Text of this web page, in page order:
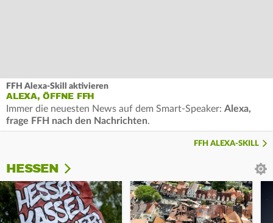
FFH Alexa-Skill aktivieren
ALEXA, ÖFFNE FFH
Immer die neuesten News auf dem Smart-Speaker: Alexa,
frage FFH nach den Nachrichten.
FFH ALEXA-SKILL
HESSEN